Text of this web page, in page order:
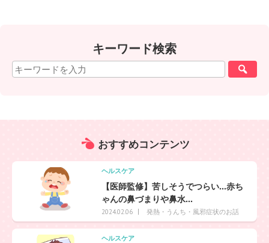
キーワード検索
おすすめコンテンツ
ヘルスケア
【医師監修】苦しそうでつらい…赤ち
ゃんの鼻づまりや鼻水...
2024.02.06 発熱・うんち・風邪症状のお話
ヘルスケア